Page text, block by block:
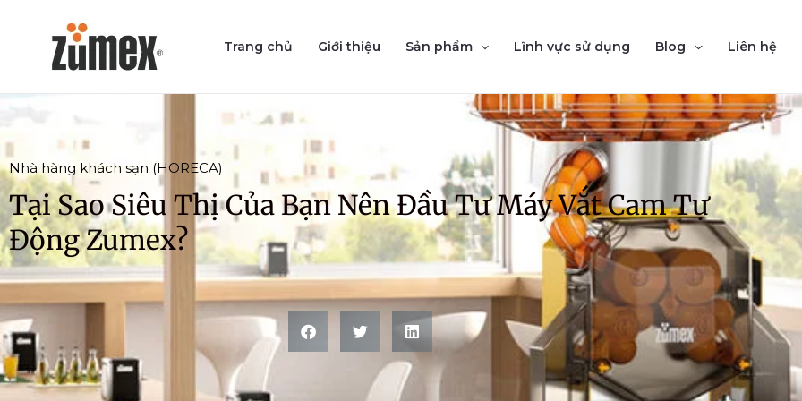
content
Trang chủ Giới thiệu Sản phẩm Lĩnh vực sử dụng Blog Liên hệ
Nhà hàng khách sạn (HORECA)
Tại Sao Siêu Thị Của Bạn Nên Đầu Tư Máy Vắt Cam Tự
Động Zumex?